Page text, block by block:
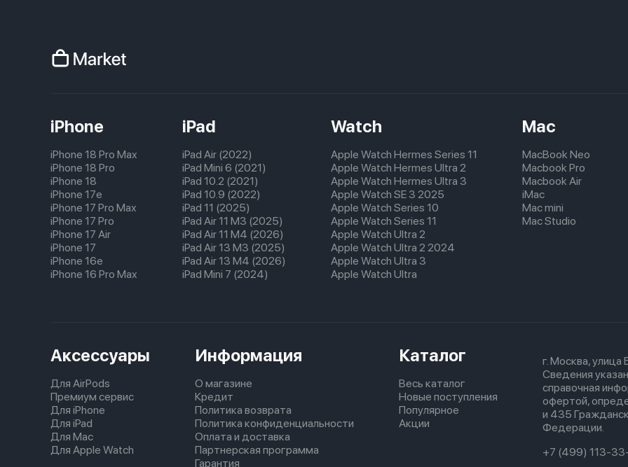
iPhone
iPhone 18 Pro Max
iPhone 18 Pro
iPhone 18
iPhone 17e
iPhone 17 Pro Max
iPhone 17 Pro
iPhone 17 Air
iPhone 17
iPhone 16e
iPhone 16 Pro Max
iPad
iPad Air (2022)
iPad Mini 6 (2021)
iPad 10.2 (2021)
iPad 10.9 (2022)
iPad 11 (2025)
iPad Air 11 M3 (2025)
iPad Air 11 M4 (2026)
iPad Air 13 M3 (2025)
iPad Air 13 M4 (2026)
iPad Mini 7 (2024)
Watch
Apple Watch Hermes Series 11
Apple Watch Hermes Ultra 2
Apple Watch Hermes Ultra 3
Apple Watch SE 3 2025
Apple Watch Series 10
Apple Watch Series 11
Apple Watch Ultra 2
Apple Watch Ultra 2 2024
Apple Watch Ultra 3
Apple Watch Ultra
Mac
MacBook Neo
Macbook Pro
Macbook Air
iMac
Mac mini
Mac Studio
Аксессуары
Для AirPods
Премиум сервис
Для iPhone
Для iPad
Для Mac
Для Apple Watch
Информация
О магазине
Кредит
Политика возврата
Политика конфиденциальности
Оплата и доставка
Партнерская программа
Гарантия
Каталог
Весь каталог
Новые поступления
Популярное
Акции
г. Москва, улица
Сведения
справочная
офертой,
и 435
Федерации.
+7 (499) 113-